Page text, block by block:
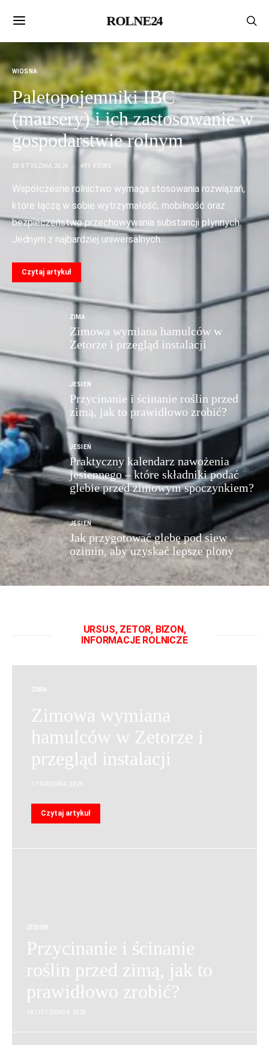
ROLNE24
WIOSNA
Paletopojemniki IBC
(mausery) i ich zastosowanie w
gospodarstwie rolnym
20 STYCZNIA 2026 499 VIEWS
Współczesne rolnictwo wymaga stosowania rozwiązań,
które łączą w sobie wytrzymałość, mobilność oraz
bezpieczeństwo przechowywania substancji płynnych.
Jednym z najbardziej uniwersalnych…
Czytaj artykuł
ZIMA
Zimowa wymiana hamulców w
Zetorze i przegląd instalacji
JESIEŃ
Przycinanie i ścinanie roślin przed
zimą, jak to prawidłowo zrobić?
JESIEŃ
Praktyczny kalendarz nawożenia
jesiennego – które składniki podać
glebie przed zimowym spoczynkiem?
JESIEŃ
Jak przygotować glebę pod siew
ozimin, aby uzyskać lepsze plony
URSUS, ZETOR, BIZON,
INFORMACJE ROLNICZE
ZIMA
Zimowa wymiana
hamulców w Zetorze i
przegląd instalacji
Czytaj artykuł
JESIEŃ
Przycinanie i ścinanie
roślin przed zimą, jak to
prawidłowo zrobić?